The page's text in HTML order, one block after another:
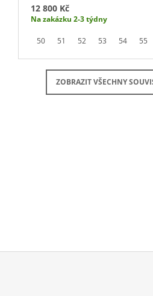
12 800 Kč
Na zakázku 2-3 týdny
50 51 52 53 54 55
ZOBRAZIT VŠECHNY